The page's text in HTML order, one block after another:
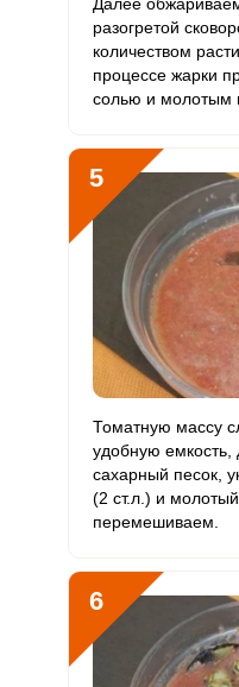
Фтор 163.9 мкг
Хром 29.3 мкг
Бор 1153.2 мкг
Ванадий 117.2 мкг
Молибден 96.1 мкг
разогретой
количеством
процессе жарки
солью и молотым
5
Томатную массу
удобную емкость,
сахарный песок,
(2 ст.л.) и
перемешиваем.
6